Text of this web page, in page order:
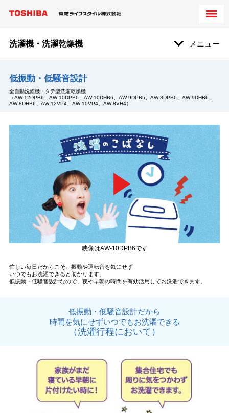
洗濯機・洗濯乾燥機 メニュー
低振動・低騒音設計
全自動洗濯機・タテ型洗濯乾燥機
（AW-12DPB6、AW-10DPB6、AW-10DHB6、AW-9DPB6、AW-8DPB6、AW-9DHB6、
AW-8DHB6、AW-12VP4、AW-10VP4、AW-8VH4）
映像はAW-10DPB6です
忙しい毎日だからこそ、振動や運転音を気にせず
いつでもお洗濯できると助かります。
低振動・低騒音設計なので、夜や早朝の時間を有効活用してお洗濯できます。
低振動・低騒音設計だから
時間を気にせずいつでもお洗濯できる
（洗濯行程において）